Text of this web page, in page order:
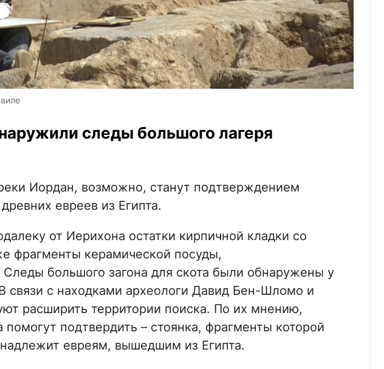
следы большого лагеря
Иордан, возможно, станут подтверждением
евреев из Египта.
от Иерихона остатки кирпичной кладки со
фрагменты керамической посуды,
Следы большого загона для скота были обнаружены у
связи с находками археологи Давид Бен-Шломо и
расширить территории поиска. По их мнению,
подтвердить – стоянка, фрагменты которой
евреям, вышедшим из Египта.